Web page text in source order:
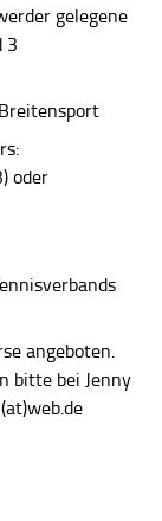
gelegene
3
oder
angeboten.
bitte bei Jenny